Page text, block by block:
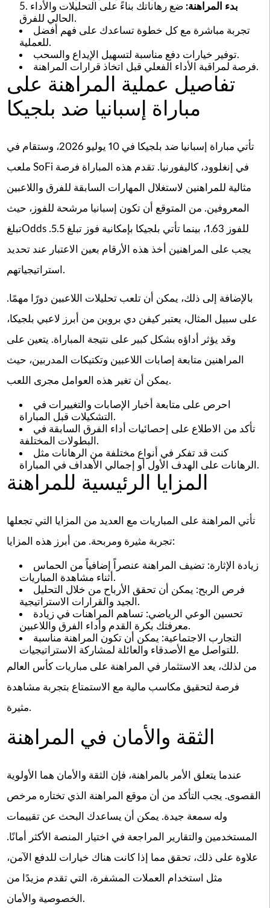
بدء المراهنة: ضع رهاناتك بناءً على التحليلات والأداء
الحالي للفرق.
تجربة مباشرة مع كل خطوة تساعدك على فهم أفضل
للعملية.
توفير خيارات دفع مناسبة لتسهيل الإيداع والسحب.
فرصة لمراقبة الأداء الفعلي قبل اتخاذ قرارات المراهنة.
تفاصيل عملية المراهنة على
مباراة إسبانيا ضد بلجيكا
تأتي مباراة إسبانيا ضد بلجيكا في 10 يوليو 2026، وستقام في
ملعب SoFi في إنغلوود، كاليفورنيا. تقدم هذه المباراة فرصة
مثالية للمراهنين لاستغلال المهارات السابقة للفرق واللاعبين
المعروفين. من المتوقع أن تكون إسبانيا مرشحة للفوز، حيث
تبلغOdds للفوز 1.63، بينما تأتي بلجيكا بإمكانية فوز تبلغ 5.5.
يجب على المراهنين أخذ هذه الأرقام بعين الاعتبار عند تحديد
استراتيجياتهم.
بالإضافة إلى ذلك، يمكن أن تلعب تحليلات اللاعبين دورًا مهمًا.
على سبيل المثال، يعتبر كيفن دي بروين من أبرز لاعبي بلجيكا،
وقد يؤثر أداؤه بشكل كبير على نتيجة المباراة. يتعين على
المراهنين متابعة إصابات اللاعبين وتكتيكات المدربين، حيث
يمكن أن تغير هذه العوامل مجرى اللعب.
احرص على متابعة أخبار الإصابات والتغييرات في
التشكيلات قبل المباراة.
تأكد من الاطلاع على إحصائيات أداء الفرق السابقة في
البطولات المختلفة.
كنت قد تفكر في أنواع مختلفة من الرهانات مثل
الرهانات على الهدف الأول أو إجمالي الأهداف في المباراة.
المزايا الرئيسية للمراهنة
تأتي المراهنة على المباريات مع العديد من المزايا التي تجعلها
تجربة مثيرة ومربحة. من أبرز هذه المزايا:
زيادة الإثارة: تضيف المراهنة عنصراً إضافياً من الحماس
أثناء مشاهدة المباريات.
فرص الربح: يمكن أن تحقق الأرباح من خلال التحليل
الجيد والقرارات الاستراتيجية.
تحسين الوعي الرياضي: تساهم المراهنات في زيادة
معرفتك بكرة القدم وأداء الفرق واللاعبين.
التجارب الاجتماعية: يمكن أن تكون المراهنة مناسبة
للتواصل مع الأصدقاء والعائلة لمشاركة الاستراتيجيات.
من لذلك، يعد الاستثمار في المراهنة على مباريات كأس العالم
فرصة لتحقيق مكاسب مالية مع الاستمتاع بتجربة مشاهدة
مثيرة.
الثقة والأمان في المراهنة
عندما يتعلق الأمر بالمراهنة، فإن الثقة والأمان هما الأولوية
القصوى. يجب التأكد من أن موقع المراهنة الذي تختاره مرخص
وله سمعة جيدة. يمكن أن يساعدك البحث عن تقييمات
المستخدمين والتقارير المراجعة في اختيار المنصة الأكثر أمانًا.
علاوة على ذلك، تحقق مما إذا كانت هناك خيارات للدفع الآمن،
مثل استخدام العملات المشفرة، التي تقدم مزيدًا من
الخصوصية والأمان.